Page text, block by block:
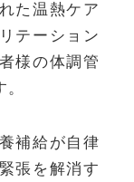
た温熱ケア
テーション
様の体調管
補給が自律
張を解消す